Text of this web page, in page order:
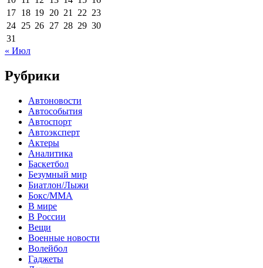
17 18 19 20 21 22 23
24 25 26 27 28 29 30
31
« Июл
Рубрики
Автоновости
Автособытия
Автоспорт
Автоэксперт
Актеры
Аналитика
Баскетбол
Безумный мир
Биатлон/Лыжи
Бокс/MMA
В мире
В России
Вещи
Военные новости
Волейбол
Гаджеты